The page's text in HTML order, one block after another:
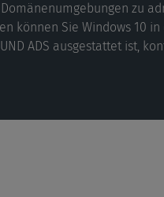
zu
können Sie Windows 10
ADS ausgestattet ist,